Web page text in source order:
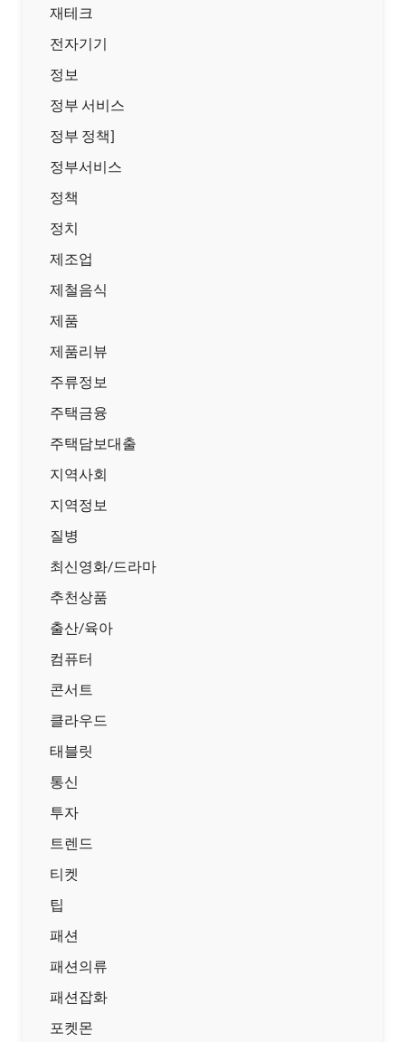
재테크
전자기기
정보
정부 서비스
정부 정책]
정부서비스
정책
정치
제조업
제철음식
제품
제품리뷰
주류정보
주택금융
주택담보대출
지역사회
지역정보
질병
최신영화/드라마
추천상품
출산/육아
컴퓨터
콘서트
클라우드
태블릿
통신
투자
트렌드
티켓
팁
패션
패션의류
패션잡화
포켓몬